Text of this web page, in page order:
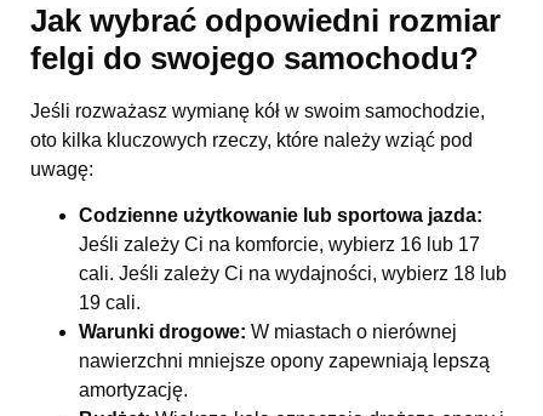
Jak wybrać odpowiedni rozmiar
felgi do swojego samochodu?
Jeśli rozważasz wymianę kół w swoim samochodzie,
oto kilka kluczowych rzeczy, które należy wziąć pod
uwagę:
Codzienne użytkowanie lub sportowa jazda:
Jeśli zależy Ci na komforcie, wybierz 16 lub 17
cali. Jeśli zależy Ci na wydajności, wybierz 18 lub
19 cali.
Warunki drogowe: W miastach o nierównej
nawierzchni mniejsze opony zapewniają lepszą
amortyzację.